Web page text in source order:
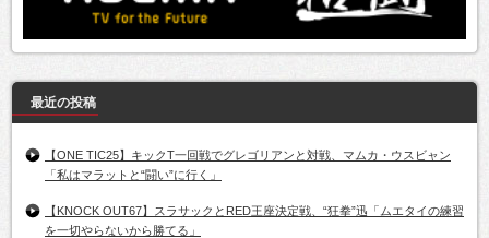
最近の投稿
【ONE TIC25】キックT一回戦でグレゴリアンと対戦、マムカ・ウスビャン
「私はマラットと“闘い”に行く」
【KNOCK OUT67】スラサックとRED王座決定戦、“狂拳”迅「ムエタイの練習
を一切やらないから勝てる」